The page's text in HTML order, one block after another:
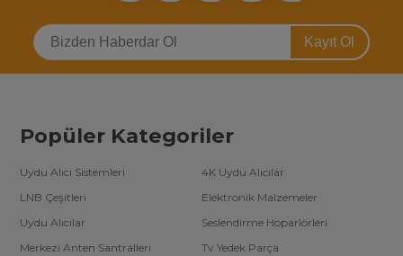
Kayıt Ol
Popüler Kategoriler
Uydu Alıcı Sistemleri
4K Uydu Alıcılar
LNB Çeşitleri
Elektronik Malzemeler
Uydu Alıcılar
Seslendirme Hoparlörleri
Merkezi Anten Santralleri
Tv Yedek Parça